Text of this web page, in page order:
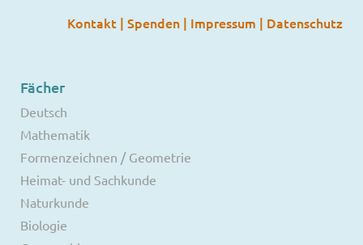
Kontakt | Spenden | Impressum | Datenschutz
Fächer
Deutsch
Mathematik
Formenzeichnen / Geometrie
Heimat- und Sachkunde
Naturkunde
Biologie